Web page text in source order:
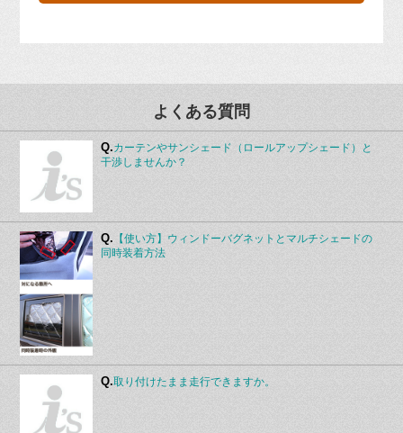
よくある質問
Q.カーテンやサンシェード（ロールアップシェード）と
干渉しませんか？
Q. 【使い方】ウィンドーバグネットとマルチシェードの
同時装着方法
Q.取り付けたまま走行できますか。